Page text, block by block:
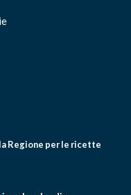
Regione per le ricette